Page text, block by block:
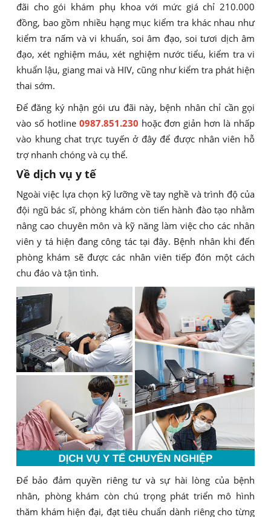
đãi cho gói khám phụ khoa với mức giá chỉ 210.000
đồng, bao gồm nhiều hạng mục kiểm tra khác nhau như
kiểm tra nấm và vi khuẩn, soi âm đạo, soi tươi dịch âm
đạo, xét nghiệm máu, xét nghiệm nước tiểu, kiểm tra vi
khuẩn lậu, giang mai và HIV, cũng như kiểm tra phát hiện
thai sớm.
Để đăng ký nhận gói ưu đãi này, bệnh nhân chỉ cần gọi
vào số hotline 0987.851.230 hoặc đơn giản hơn là nhấp
vào khung chat trực tuyến ở đây để được nhân viên hỗ
trợ nhanh chóng và cụ thể.
Về dịch vụ y tế
Ngoài việc lựa chọn kỹ lưỡng về tay nghề và trình độ của
đội ngũ bác sĩ, phòng khám còn tiến hành đào tạo nhằm
nâng cao chuyên môn và kỹ năng làm việc cho các nhân
viên y tá hiện đang công tác tại đây. Bệnh nhân khi đến
phòng khám sẽ được các nhân viên tiếp đón một cách
chu đáo và tận tình.
Để bảo đảm quyền riêng tư và sự hài lòng của bệnh
nhân, phòng khám còn chú trọng phát triển mô hình
thăm khám hiện đại, đạt tiêu chuẩn dành riêng cho từng